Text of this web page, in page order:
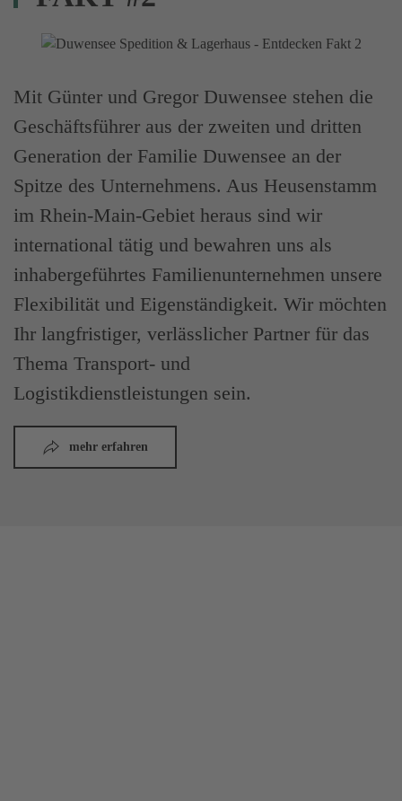
Mit Günter und Gregor Duwensee stehen die
Geschäftsführer aus der zweiten und dritten
Generation der Familie Duwensee an der
Spitze des Unternehmens. Aus Heusenstamm
im Rhein-Main-Gebiet heraus sind wir
international tätig und bewahren uns als
inhabergeführtes Familienunternehmen unsere
Flexibilität und Eigenständigkeit. Wir möchten
Ihr langfristiger, verlässlicher Partner für das
Thema Transport- und
Logistikdienstleistungen sein.
mehr erfahren